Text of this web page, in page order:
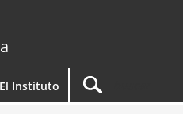
El Instituto